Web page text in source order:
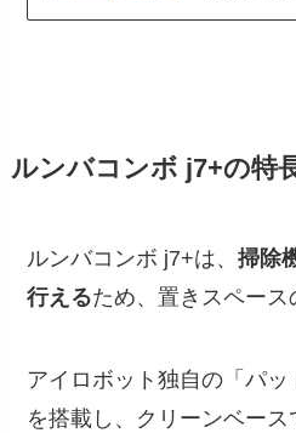
ルンバコンボ j7+の特
ルンバコンボ j7+は、掃除
行えるため、置きスペース
アイロボット独自の「パッ
を搭載し、クリーンベー